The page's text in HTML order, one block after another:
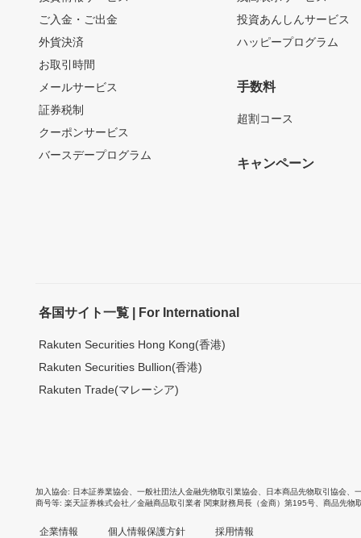
ご入金・ご出金
外貨決済
お取引時間
メールサービス
証券税制
クーポンサービス
バースデープログラム
投資あんしんサービス
ハッピープログラム
手数料
超割コース
キャンペーン
各国サイト一覧 | For International
Rakuten Securities Hong Kong(香港)
Rakuten Securities Bullion(香港)
Rakuten Trade(マレーシア)
加入協会 日本証券業協会 一般社団法人金融先物取引業協会 日本商品先物取引協会
商号等 楽天証券株式会社／金融商品取引業者 関東財務局長（金商）第195号、商品先物
企業情報 個人情報保護方針 採用情報